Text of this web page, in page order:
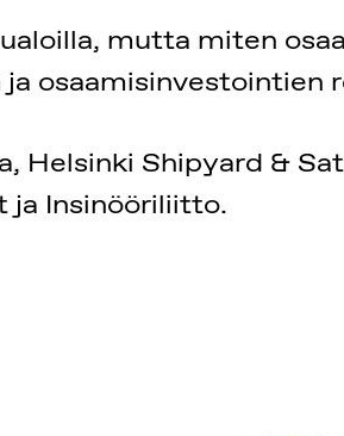
mutta miten
osaamisinvestointien
Helsinki Shipyard &
ja Insinööriliitto.